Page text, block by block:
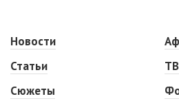
Новости
Статьи
Сюжеты